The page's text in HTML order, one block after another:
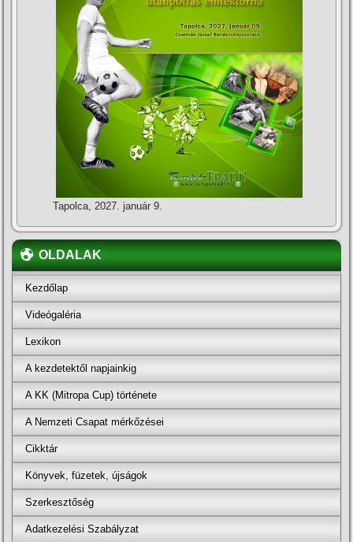
Tapolca, 2027. január 9.
OLDALAK
Kezdőlap
Videógaléria
Lexikon
A kezdetektől napjainkig
A KK (Mitropa Cup) története
A Nemzeti Csapat mérkőzései
Cikktár
Könyvek, füzetek, újságok
Szerkesztőség
Adatkezelési Szabályzat